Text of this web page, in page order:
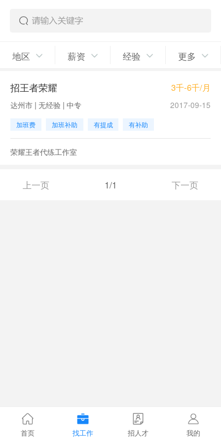
地区 薪资 经验 更多
招王者荣耀 3千-6千/月
达州市 | 无经验 | 中专 2017-09-15
加班费 加班补助 有提成 有补助
荣耀王者代练工作室
上一页 1/1 下一页
首页 找工作 招人才 我的